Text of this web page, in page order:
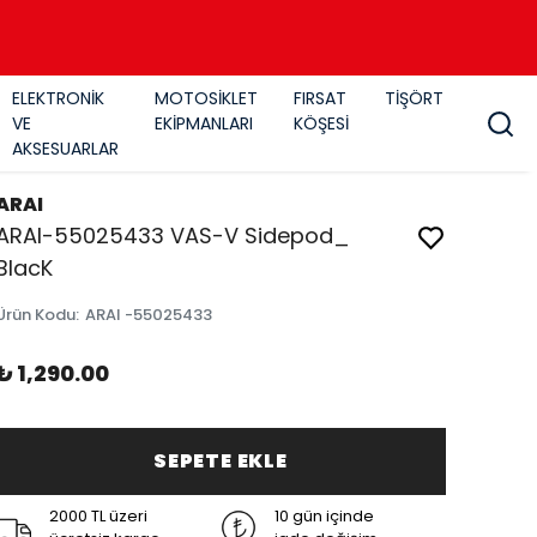
ELEKTRONİK
VE
AKSESUARLAR
MOTOSİKLET
EKİPMANLARI
FIRSAT
KÖŞESİ
TİŞÖRT
55025433 VAS-V Sidepod_
Kodu: ARAI -55025433
1,290.00
SEPETE EKLE
2000 TL üzeri
10 gün içinde